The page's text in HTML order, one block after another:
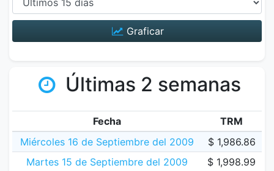
Graficar
Últimas 2 semanas
Fecha
TRM
Miércoles 16 de Septiembre del 2009
$ 1,986.86
Martes 15 de Septiembre del 2009
$ 1,998.99